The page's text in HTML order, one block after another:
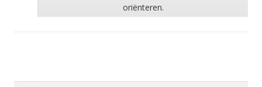
oriënteren.